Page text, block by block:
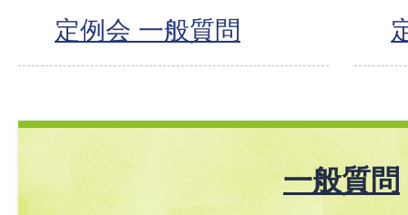
定例会 一般質問
一般質問